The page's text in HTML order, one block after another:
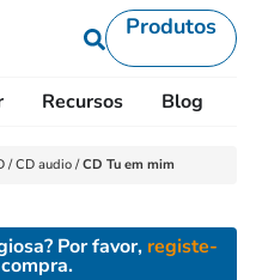
Produtos
Recursos Blog
/CD audio /CD Tu em mim
Por favor, registe-